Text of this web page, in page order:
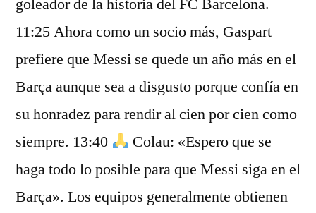
goleador de la historia del FC Barcelona.
11:25 Ahora como un socio más, Gaspart
prefiere que Messi se quede un año más en el
Barça aunque sea a disgusto porque confía en
su honradez para rendir al cien por cien como
siempre. 13:40
Colau: «Espero que se
haga todo lo posible para que Messi siga en el
Barça». Los equipos generalmente obtienen